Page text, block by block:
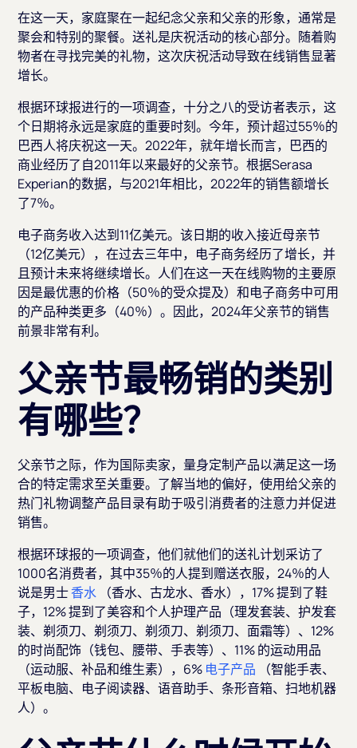
在这一天，家庭聚在一起纪念父亲和父亲的形象，通常是
聚会和特别的聚餐。送礼是庆祝活动的核心部分。随着购
物者在寻找完美的礼物，这次庆祝活动导致在线销售显著
增长。
根据环球报进行的一项调查，十分之八的受访者表示，这
个日期将永远是家庭的重要时刻。今年，预计超过55％的
巴西人将庆祝这一天。2022年，就年增长而言，巴西的
商业经历了自2011年以来最好的父亲节。根据Serasa
Experian的数据，与2021年相比，2022年的销售额增长
了7％。
电子商务收入达到11亿美元。该日期的收入接近母亲节
（12亿美元），在过去三年中，电子商务经历了增长，并
且预计未来将继续增长。人们在这一天在线购物的主要原
因是最优惠的价格（50％的受众提及）和电子商务中可用
的产品种类更多（40％）。因此，2024年父亲节的销售
前景非常有利。
父亲节最畅销的类别
有哪些？
父亲节之际，作为国际卖家，量身定制产品以满足这一场
合的特定需求至关重要。了解当地的偏好，使用给父亲的
热门礼物调整产品目录有助于吸引消费者的注意力并促进
销售。
根据环球报的一项调查，他们就他们的送礼计划采访了
1000名消费者，其中35％的人提到赠送衣服，24％的人
说是男士香水 （香水、古龙水、香水），17% 提到了鞋
子，12% 提到了美容和个人护理产品（理发套装、护发套
装、剃须刀、剃须刀、剃须刀、剃须刀、面霜等）、12%
的时尚配饰（钱包、腰带、手表等）、11% 的运动用品
（运动服、补品和维生素），6% 电子产品 （智能手表、
平板电脑、电子阅读器、语音助手、条形音箱、扫地机器
人）。